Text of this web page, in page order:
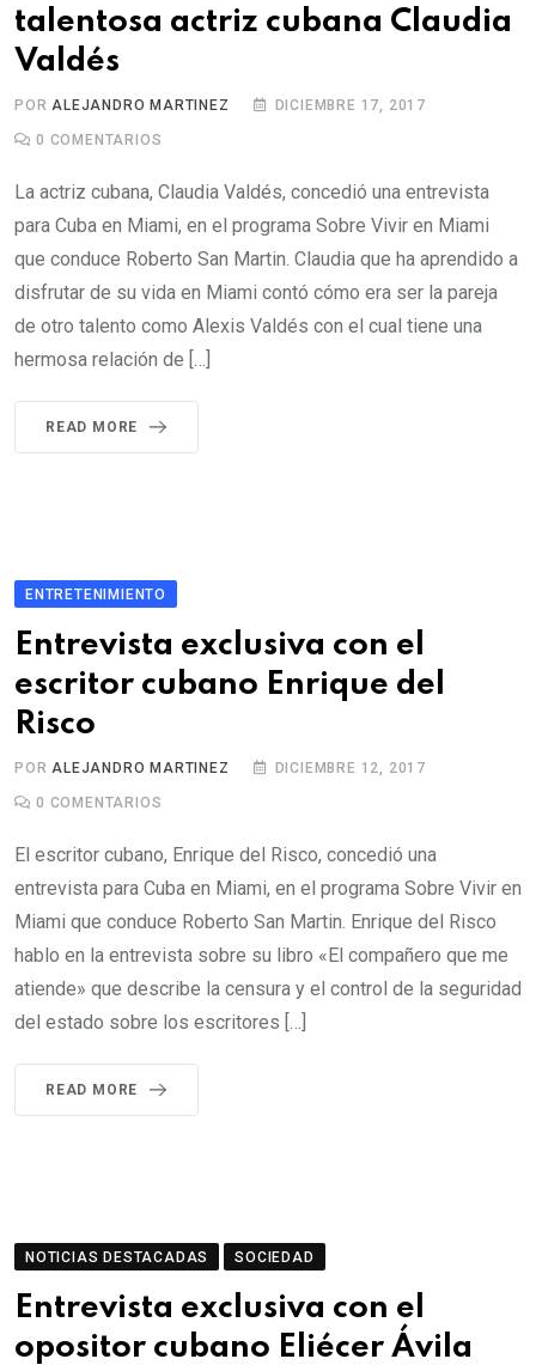
talentosa actriz cubana Claudia
Valdés
PORALEJANDRO MARTINEZ DICIEMBRE 17, 2017
0 COMENTARIOS
La actriz cubana, Claudia Valdés, concedió una entrevista
para Cuba en Miami, en el programa Sobre Vivir en Miami
que conduce Roberto San Martin. Claudia que ha aprendido a
disfrutar de su vida en Miami contó cómo era ser la pareja
de otro talento como Alexis Valdés con el cual tiene una
hermosa relación de […]
READ MORE
ENTRETENIMIENTO
Entrevista exclusiva con el
escritor cubano Enrique del
Risco
PORALEJANDRO MARTINEZ DICIEMBRE 12, 2017
0 COMENTARIOS
El escritor cubano, Enrique del Risco, concedió una
entrevista para Cuba en Miami, en el programa Sobre Vivir en
Miami que conduce Roberto San Martin. Enrique del Risco
hablo en la entrevista sobre su libro «El compañero que me
atiende» que describe la censura y el control de la seguridad
del estado sobre los escritores […]
READ MORE
NOTICIAS DESTACADAS SOCIEDAD
Entrevista exclusiva con el
opositor cubano Eliécer Ávila